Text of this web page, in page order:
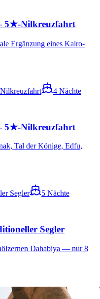
5★-Nilkreuzfahrt
Ergänzung eines Kairo-
4 Nächte
5★-Nilkreuzfahrt
Tal der Könige, Edfu,
5 Nächte
Segler
Dahabiya — nur 8